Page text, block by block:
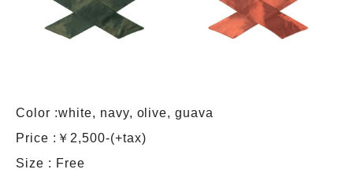
Color :white, navy, olive, guava
Price :￥2,500-(+tax)
Size : Free